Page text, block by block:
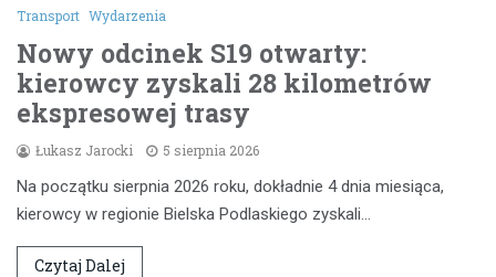
Transport Wydarzenia
Nowy odcinek S19 otwarty:
kierowcy zyskali 28 kilometrów
ekspresowej trasy
Łukasz Jarocki 5 sierpnia 2026
Na początku sierpnia 2026 roku, dokładnie 4 dnia miesiąca,
kierowcy w regionie Bielska Podlaskiego zyskali…
Czytaj Dalej